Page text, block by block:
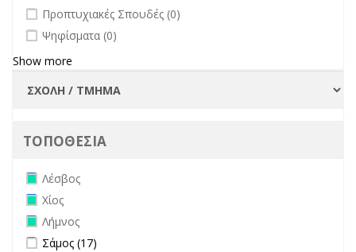
undefined
Προπτυχιακές Σπουδές (0)
undefined
Ψηφίσματα (0)
Show more
ΤΟΠΟΘΕΣΙΑ
Remove Λέσβος filter
Λέσβος
Remove Χίος filter
Χίος
Remove Λήμνος filter
Λήμνος
Apply Σάμος filter
Σάμος (17)